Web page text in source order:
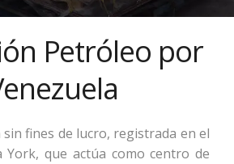
Petróleo por
fines de lucro, registrada en el
York, que actúa como centro de